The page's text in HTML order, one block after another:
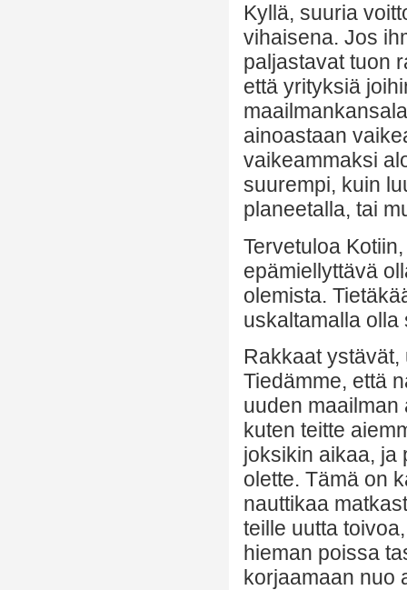
Kyllä, suuria
vihaisena. Jos
paljastavat tuon
että yrityksiä
ainoastaan
vaikeammaksi
suurempi, kuin
planeetalla, tai
Tervetuloa
epämiellyttävä
olemista.
uskaltamalla olla
Rakkaat
Tiedämme, että
uuden
kuten teitte
joksikin aikaa, ja
olette. Tämä on
nauttikaa
teille uutta
hieman poissa
korjaamaan nuo